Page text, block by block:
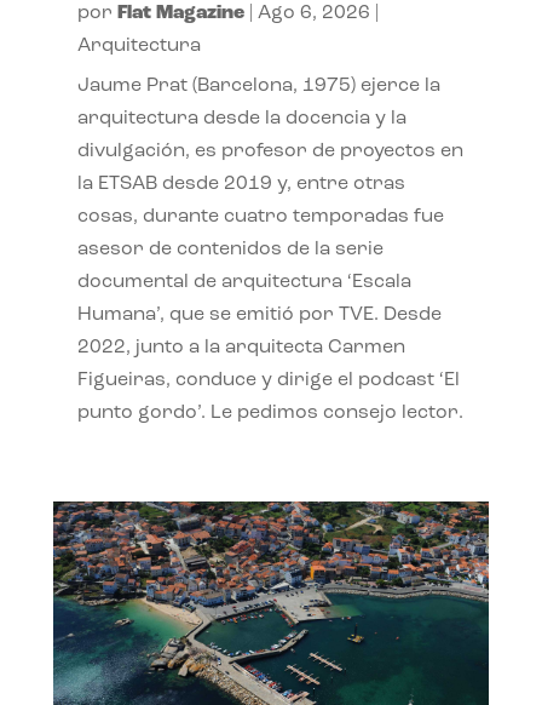
por Flat Magazine| Ago 6, 2026
Arquitectura
Jaume Prat (Barcelona, 1975) ejerce la
arquitectura desde la docencia y la
divulgación, es profesor de proyectos en
la ETSAB desde 2019 y, entre otras
cosas, durante cuatro temporadas fue
asesor de contenidos de la serie
documental de arquitectura ‘Escala
Humana’, que se emitió por TVE. Desde
2022, junto a la arquitecta Carmen
Figueiras, conduce y dirige el podcast ‘El
punto gordo’. Le pedimos consejo lector.